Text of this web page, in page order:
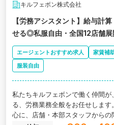
キルフェボン株式会社
【労務アシスタント】給与計
せる◎私服自由・全国12店舗
エージェントおすすめ求人 家賃補
服装自由
私たちキルフェボンで働く仲間が
る、労務業務全般をお任せしま
心に、店舗・本部スタッフから